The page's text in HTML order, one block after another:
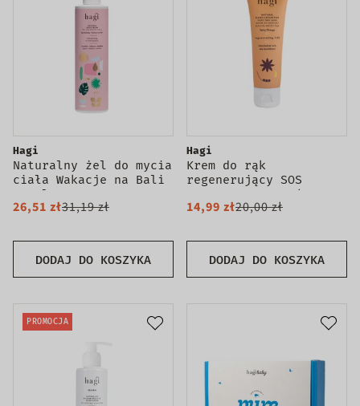
DODAJ DO KOSZYKA
Hagi
Naturalny żel do mycia
ciała Wakacje na Bali
300ml
26,51 zł31,19 zł
DODAJ DO KOSZYKA
Hagi
Krem do rąk
regenerujący SOS
Korzenna Pomarańcza
50ml
14,99 zł20,00 zł
PROMOCJA